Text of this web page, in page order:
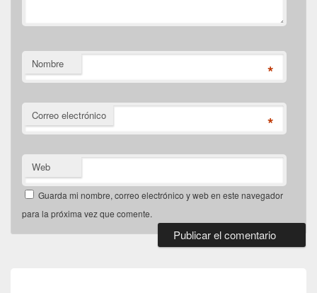
Nombre *
Correo electrónico *
Web
Guarda mi nombre, correo electrónico y web en este navegador
para la próxima vez que comente.